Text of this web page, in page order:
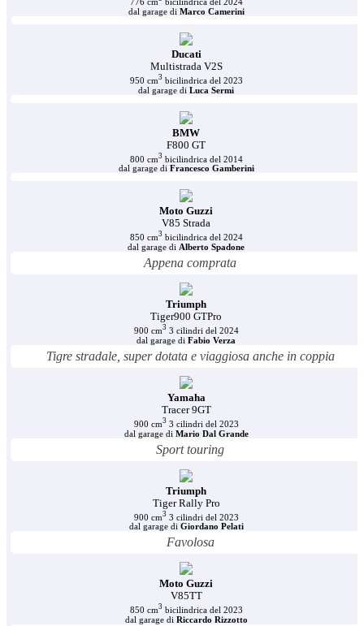
dal garage di Marco Camerini
Ducati
Multistrada V2S
950 cm3 bicilindrica del 2023
dal garage di Luca Sermi
BMW
F800 GT
800 cm3 bicilindrica del 2014
dal garage di Francesco Gamberini
Moto Guzzi
V85 Strada
850 cm3 bicilindrica del 2024
dal garage di Alberto Spadone
Appena comprata
Triumph
Tiger900 GTPro
900 cm3 3 cilindri del 2024
dal garage di Fabio Verza
Tigre stradale, super dotata e viaggiosa anche in coppia
Yamaha
Tracer 9GT
900 cm3 3 cilindri del 2023
dal garage di Mario Dal Grande
Sport touring
Triumph
Tiger Rally Pro
900 cm3 3 cilindri del 2023
dal garage di Giordano Pelati
Favolosa
Moto Guzzi
V85TT
850 cm3 bicilindrica del 2023
dal garage di Riccardo Rizzotto